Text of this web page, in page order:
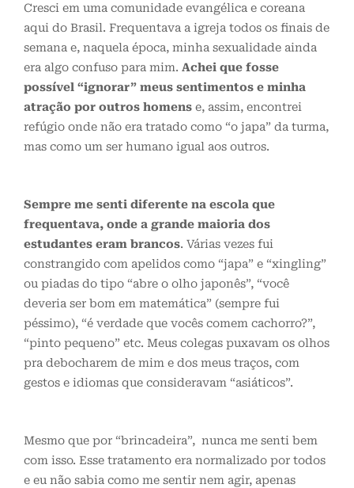
Cresci em uma comunidade evangélica e coreana
aqui do Brasil. Frequentava a igreja todos os finais de
semana e, naquela época, minha sexualidade ainda
era algo confuso para mim. Achei que fosse
possível “ignorar” meus sentimentos e minha
atração por outros homens e, assim, encontrei
refúgio onde não era tratado como “o japa” da turma,
mas como um ser humano igual aos outros.
Sempre me senti diferente na escola que
frequentava, onde a grande maioria dos
estudantes eram brancos. Várias vezes fui
constrangido com apelidos como “japa” e “xingling”
ou piadas do tipo “abre o olho japonês”, “você
deveria ser bom em matemática” (sempre fui
péssimo), “é verdade que vocês comem cachorro?”,
“pinto pequeno” etc. Meus colegas puxavam os olhos
pra debocharem de mim e dos meus traços, com
gestos e idiomas que consideravam “asiáticos”.
Mesmo que por “brincadeira”, nunca me senti bem
com isso. Esse tratamento era normalizado por todos
e eu não sabia como me sentir nem agir, apenas